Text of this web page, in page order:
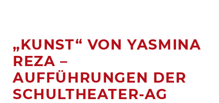
„KUNST“ VON YASMINA
REZA –
AUFFÜHRUNGEN DER
SCHULTHEATER-AG